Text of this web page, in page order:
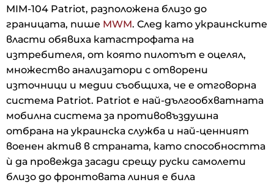
MIM-104 Patriot, разположена близо до
границата, пише MWM. След като украинските
власти обявиха катастрофата на
изтребителя, от която пилотът е оцелял,
множество анализатори с отворени
източници и медии съобщиха, че е отговорна
система Patriot. Patriot е най-дългообхватната
мобилна система за противовъздушна
отбрана на украинска служба и най-ценният
военен актив в страната, като способността
ѝ да провежда засади срещу руски самолети
близо до фронтовата линия е била